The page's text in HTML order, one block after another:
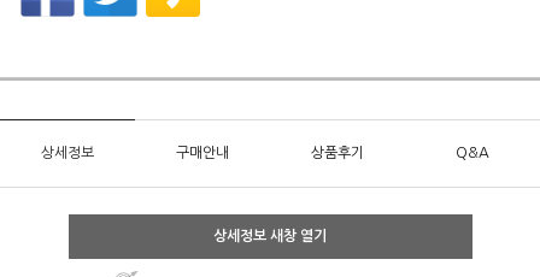
상세정보 구매안내 상품후기 Q&A
상세정보 새창 열기